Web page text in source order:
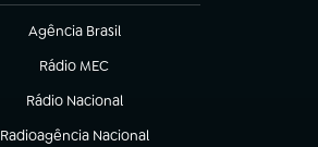
Agência Brasil
(abre em nova aba)
Rádio MEC
(abre em nova aba)
Rádio Nacional
Radioagência Nacional
(abre em nova aba)